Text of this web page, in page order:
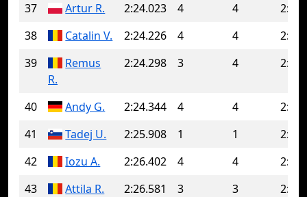
37
Artur R. 2:24.023 4 4
38
Catalin V. 2:24.226 4 4
39
Remus
R.
2:24.298 3 4
40 Andy G. 2:24.344 4 4
41
Tadej U. 2:25.908 1 1
42
Iozu A. 2:26.402 4 4
43
Attila R. 2:26.581 3 3